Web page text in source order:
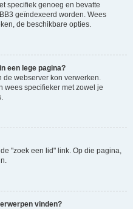
specifiek genoeg en bevatte
geïndexeerd worden. Wees
de beschikbare opties.
een lege pagina?
de webserver kon verwerken.
wees specifieker met zowel je
"zoek een lid" link. Op die pagina,
vinden?